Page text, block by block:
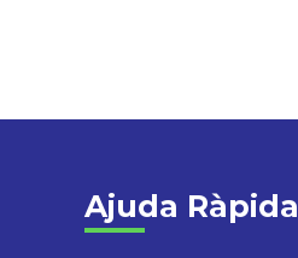
Ajuda Ràpida